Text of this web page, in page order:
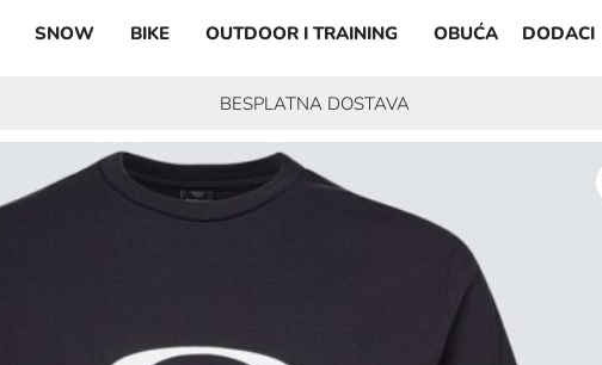
SNOW BIKE OUTDOOR I TRAINING OBUĆA DODACI
BESPLATNA DOSTAVA